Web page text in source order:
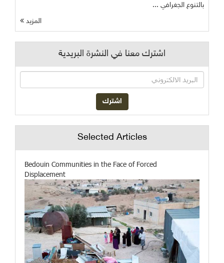
بالتنوع الجغرافي ...
المزيد
اشترك معنا في النشرة البريدية
Selected Articles
Bedouin Communities in the Face of Forced
Displacement